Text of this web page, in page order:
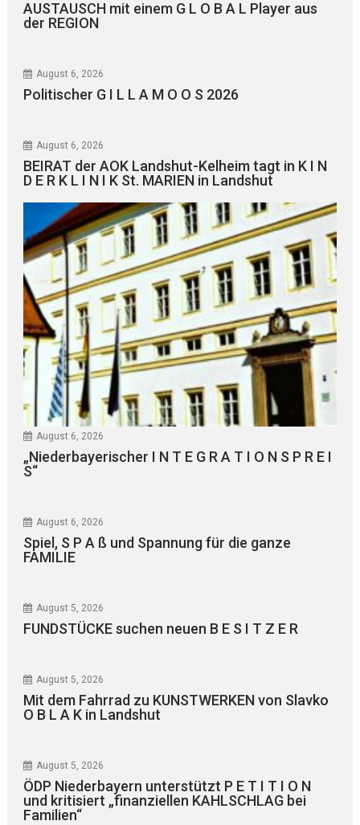
AUSTAUSCH mit einem G L O B A L Player aus
der REGION
August 6, 2026
Politischer G I L L A M O O S 2026
August 6, 2026
BEIRAT der AOK Landshut-Kelheim tagt in K I N
D E R K L I N I K St. MARIEN in Landshut
August 6, 2026
„Niederbayerischer I N T E G R A T I O N S P R E I
S“
August 6, 2026
Spiel, S P A ß und Spannung für die ganze
FAMILIE
August 5, 2026
FUNDSTÜCKE suchen neuen B E S I T Z E R
August 5, 2026
Mit dem Fahrrad zu KUNSTWERKEN von Slavko
O B L A K in Landshut
August 5, 2026
ÖDP Niederbayern unterstützt P E T I T I O N
und kritisiert „finanziellen KAHLSCHLAG bei
Familien“